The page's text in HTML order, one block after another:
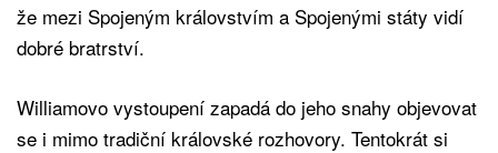
že mezi Spojeným královstvím a Spojenými státy vidí
dobré bratrství.
Williamovo vystoupení zapadá do jeho snahy objevovat
se i mimo tradiční královské rozhovory. Tentokrát si